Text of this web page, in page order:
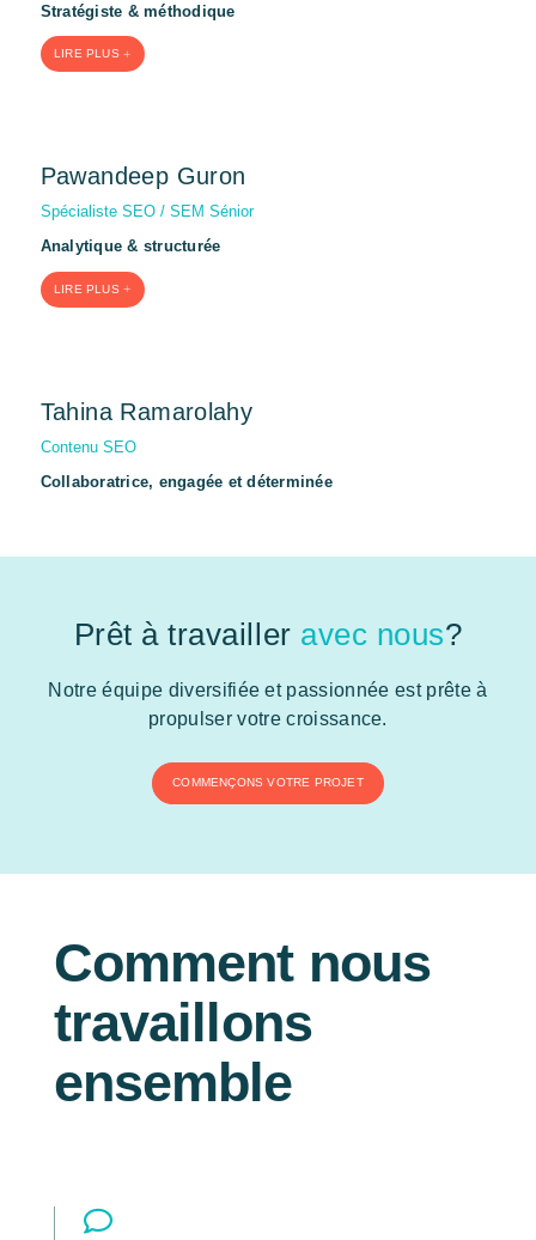
Stratégiste & méthodique
LIRE PLUS
Pawandeep Guron
Spécialiste SEO / SEM Sénior
Analytique & structurée
LIRE PLUS
Tahina Ramarolahy
Contenu SEO
Collaboratrice, engagée et déterminée
Prêt à travailler avec nous?
Notre équipe diversifiée et passionnée est prête à
propulser votre croissance.
COMMENÇONS VOTRE PROJET
Comment nous
travaillons
ensemble